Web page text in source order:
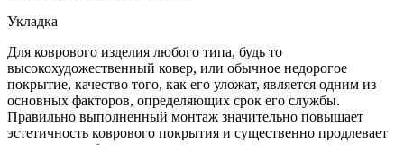
Укладка
Для коврового изделия любого типа, будь то
высокохудожественный ковер, или обычное недорогое
покрытие, качество того, как его уложат, является одним из
основных факторов, определяющих срок его службы.
Правильно выполненный монтаж значительно повышает
эстетичность коврового покрытия и существенно продлевает